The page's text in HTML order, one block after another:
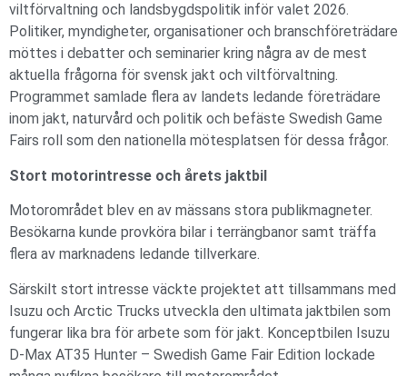
viltförvaltning och landsbygdspolitik inför valet 2026.
Politiker, myndigheter, organisationer och branschföreträdare
möttes i debatter och seminarier kring några av de mest
aktuella frågorna för svensk jakt och viltförvaltning.
Programmet samlade flera av landets ledande företrädare
inom jakt, naturvård och politik och befäste Swedish Game
Fairs roll som den nationella mötesplatsen för dessa frågor.
Stort motorintresse och årets jaktbil
Motorområdet blev en av mässans stora publikmagneter.
Besökarna kunde provköra bilar i terrängbanor samt träffa
flera av marknadens ledande tillverkare.
Särskilt stort intresse väckte projektet att tillsammans med
Isuzu och Arctic Trucks utveckla den ultimata jaktbilen som
fungerar lika bra för arbete som för jakt. Konceptbilen Isuzu
D-Max AT35 Hunter – Swedish Game Fair Edition lockade